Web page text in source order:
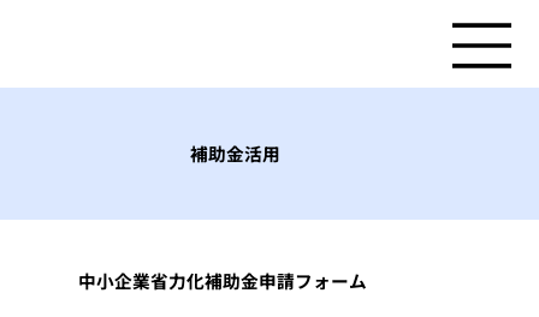
補助金活用
​中小企業省力化補助金申請フォーム